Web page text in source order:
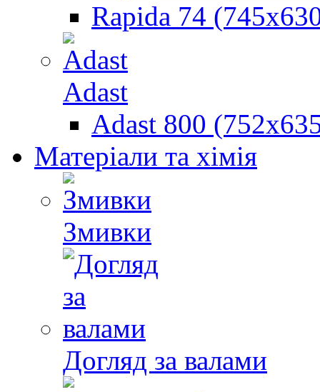
Rapida 74
Adast
Adast 800
Матеріали та хімія
Змивки
Догляд за валами